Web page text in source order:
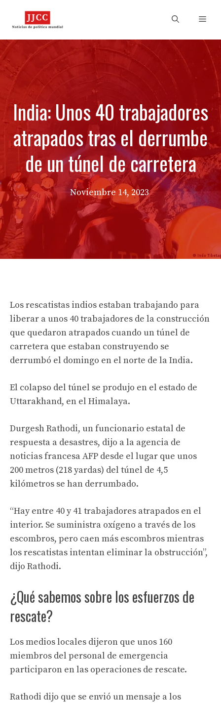
India: Unos 40 trabajadores
atrapados tras el derrumbe
de un túnel de carretera
Noviembre 14, 2023
Los rescatistas indios estaban trabajando para
liberar a unos 40 trabajadores de la construcción
que quedaron atrapados cuando un túnel de
carretera que estaban construyendo se
derrumbó el domingo en el norte de la India.
El colapso del túnel se produjo en el estado de
Uttarakhand, en el Himalaya.
Durgesh Rathodi, un funcionario estatal de
respuesta a desastres, dijo a la agencia de
noticias francesa AFP desde el lugar que unos
200 metros (218 yardas) del túnel de 4,5
kilómetros se han derrumbado.
“Hay entre 40 y 41 trabajadores atrapados en el
interior. Se suministra oxígeno a través de los
escombros, pero caen más escombros mientras
los rescatistas intentan eliminar la obstrucción”,
dijo Rathodi.
¿Qué sabemos sobre los esfuerzos de
rescate?
Los medios locales dijeron que unos 160
miembros del personal de emergencia
participaron en las operaciones de rescate.
Rathodi dijo que se envió un mensaje a los